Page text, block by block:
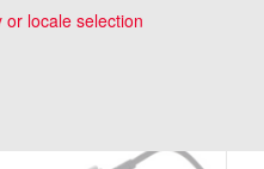
紹介
locale selection